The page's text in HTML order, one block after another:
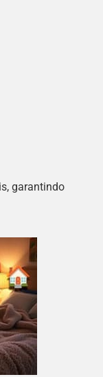
garantindo